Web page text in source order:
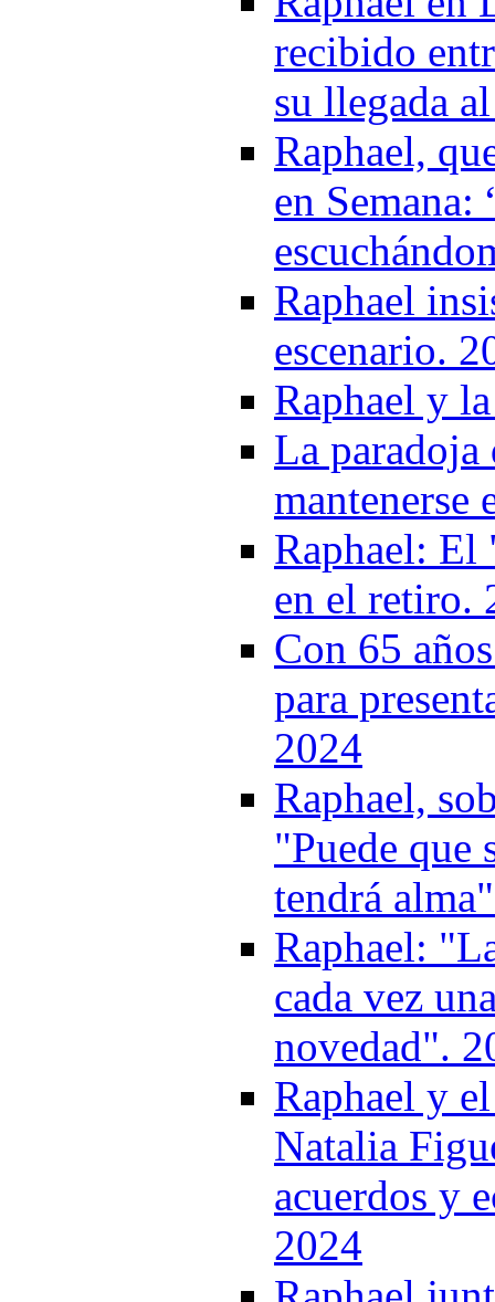
recibido
su llegada
Raphael,
en Semana:
Raphael
escenario.
Raphael y
La paradoja
mantenerse
Raphael: El
en el retiro.
Con 65
para
2024
Raphael,
"Puede que
tendrá
Raphael:
cada vez
novedad".
Raphael y
Natalia
acuerdos y
2024